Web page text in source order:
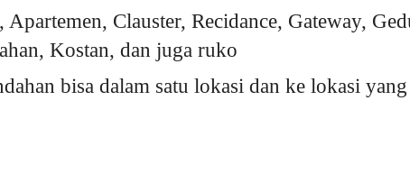
Clauster, Recidance, Gateway,
Kostan, dan juga ruko
bisa dalam satu lokasi dan ke lokasi